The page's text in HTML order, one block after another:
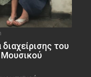
του
Μουσικού